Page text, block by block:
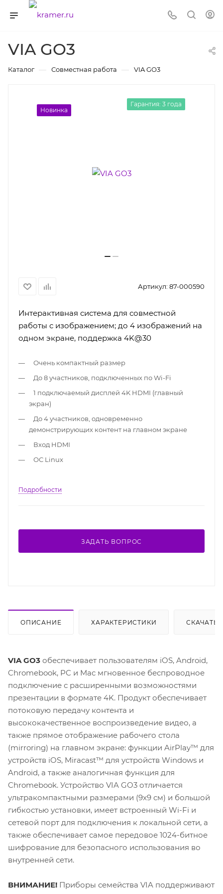
VIA GO3
Каталог — Совместная работа — VIA GO3
Новинка
Гарантия: 3 года
Артикул: 87-000590
Интерактивная система для совместной
работы с изображением; до 4 изображений на
одном экране, поддержка 4K@30
Очень компактный размер
До 8 участников, подключенных по Wi-Fi
1 подключаемый дисплей 4K HDMI (главный
экран)
До 4 участников, одновременно
демонстрирующих контент на главном экране
Вход HDMI
ОС Linux
Подробности
ЗАДАТЬ ВОПРОС
ОПИСАНИЕ ХАРАКТЕРИСТИКИ СКАЧАТЬ
VIA GO3 обеспечивает пользователям iOS, Android,
Chromebook, PC и Mac мгновенное беспроводное
подключение с расширенными возможностями
презентации в формате 4K. Продукт обеспечивает
потоковую передачу контента и
высококачественное воспроизведение видео, а
также прямое отображение рабочего стола
(mirroring) на главном экране: функции AirPlay™ для
устройств iOS, Miracast™ для устройств Windows и
Android, а также аналогичная функция для
Chromebook. Устройство VIA GO3 отличается
ультракомпактными размерами (9x9 см) и большой
гибкостью установки, имеет встроенный Wi-Fi и
сетевой порт для подключения к локальной сети, а
также обеспечивает самое передовое 1024-битное
шифрование для безопасного использования во
внутренней сети.
ВНИМАНИЕ! Приборы семейства VIA поддерживают